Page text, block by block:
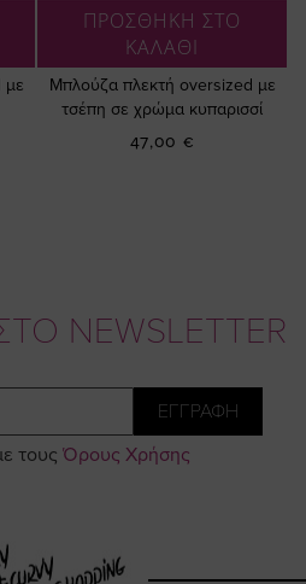
με
ΠΡΟΣΘΗΚΗ ΣΤΟ
ΚΑΛΑΘΙ
Μπλούζα πλεκτή oversized με
τσέπη σε χρώμα κυπαρισσί
47,00 €
NEWSLETTER
ΕΓΓΡΑΦΗ
τους Όρους Χρήσης